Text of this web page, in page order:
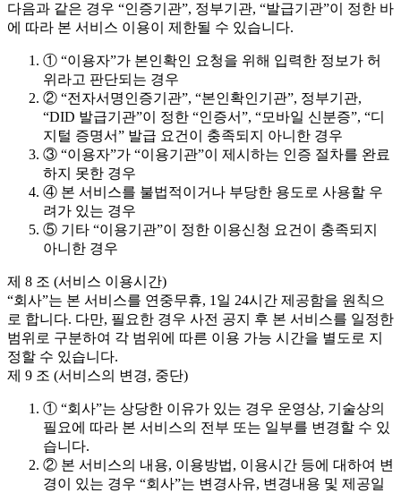
다음과 같은 경우 “인증기관”, 정부기관, “발급기관”이 정한 바
에 따라 본 서비스 이용이 제한될 수 있습니다.
① “이용자”가 본인확인 요청을 위해 입력한 정보가 허
위라고 판단되는 경우
② “전자서명인증기관”, “본인확인기관”, 정부기관,
“DID 발급기관”이 정한 “인증서”, “모바일 신분증”, “디
지털 증명서” 발급 요건이 충족되지 아니한 경우
③ “이용자”가 “이용기관”이 제시하는 인증 절차를 완료
하지 못한 경우
④ 본 서비스를 불법적이거나 부당한 용도로 사용할 우
려가 있는 경우
⑤ 기타 “이용기관”이 정한 이용신청 요건이 충족되지
아니한 경우
제 8 조 (서비스 이용시간)
“회사”는 본 서비스를 연중무휴, 1일 24시간 제공함을 원칙으
로 합니다. 다만, 필요한 경우 사전 공지 후 본 서비스를 일정한
범위로 구분하여 각 범위에 따른 이용 가능 시간을 별도로 지
정할 수 있습니다.
제 9 조 (서비스의 변경, 중단)
① “회사”는 상당한 이유가 있는 경우 운영상, 기술상의
필요에 따라 본 서비스의 전부 또는 일부를 변경할 수 있
습니다.
② 본 서비스의 내용, 이용방법, 이용시간 등에 대하여 변
경이 있는 경우 “회사”는 변경사유, 변경내용 및 제공일